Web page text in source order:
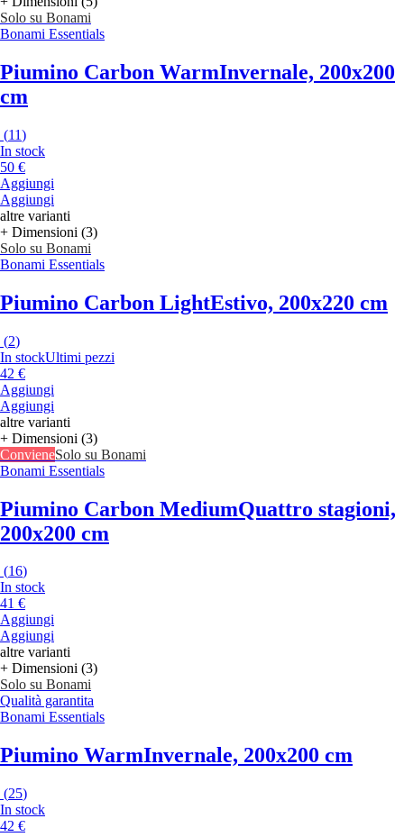
Solo su Bonami
Bonami Essentials
Piumino Carbon WarmInvernale, 200x200
cm
(11)
In stock
50 €
Aggiungi
Aggiungi
altre varianti
+ Dimensioni (3)
Solo su Bonami
Bonami Essentials
Piumino Carbon LightEstivo, 200x220 cm
(2)
In stockUltimi pezzi
42 €
Aggiungi
Aggiungi
altre varianti
+ Dimensioni (3)
ConvieneSolo su Bonami
Bonami Essentials
Piumino Carbon MediumQuattro stagioni,
200x200 cm
(16)
In stock
41 €
Aggiungi
Aggiungi
altre varianti
+ Dimensioni (3)
Solo su Bonami
Qualità garantita
Bonami Essentials
Piumino WarmInvernale, 200x200 cm
(25)
In stock
42 €